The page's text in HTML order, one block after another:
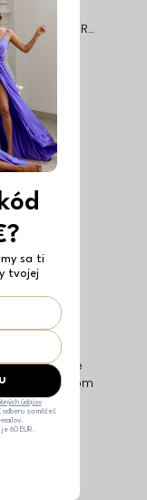
dlhé
CONNOR
asymetrické
s rázporkom
sa ti
tvojej
údajov
sa môžeš
60 EUR.